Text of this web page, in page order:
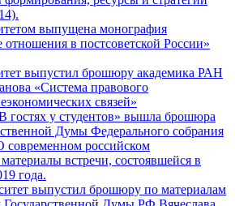
выпущена монография
в постсоветской России»
выпустил брошюру академика РАН
«Система правового
связей»
выпустил брошюру по материалам